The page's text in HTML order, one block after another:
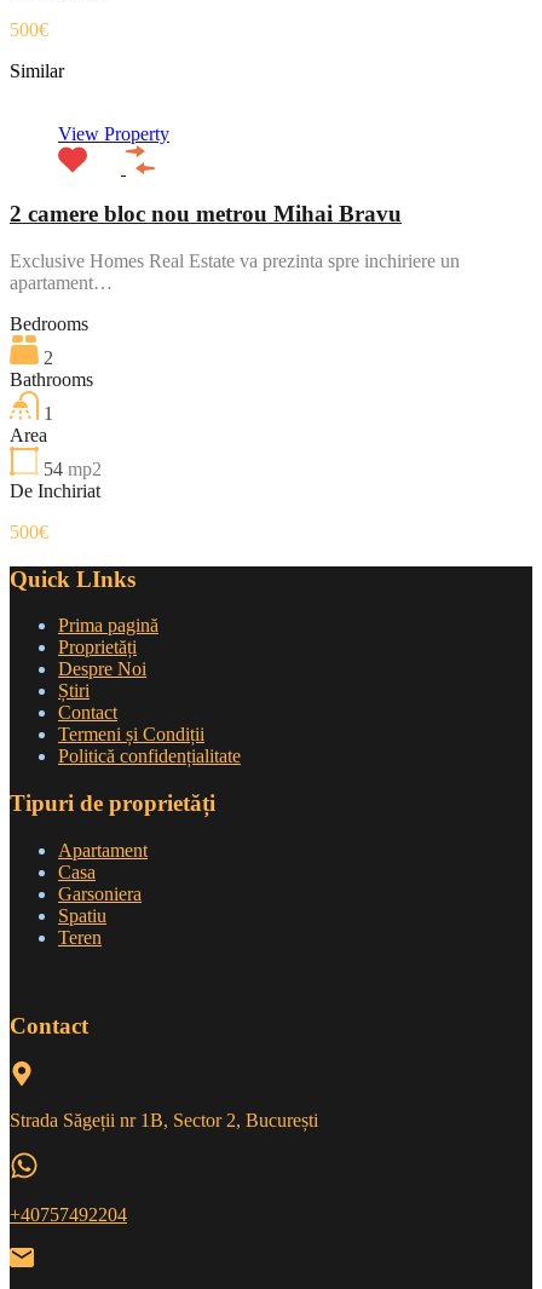
500€
Similar
View Property
2 camere bloc nou metrou Mihai Bravu
Exclusive Homes Real Estate va prezinta spre inchiriere un
apartament…
Bedrooms
2
Bathrooms
1
Area
54 mp2
De Inchiriat
500€
Quick LInks
Prima pagină
Proprietăți
Despre Noi
Știri
Contact
Termeni și Condiții
Politică confidențialitate
Tipuri de proprietăți
Apartament
Casa
Garsoniera
Spatiu
Teren
Contact
Strada Săgeții nr 1B, Sector 2, București
+40757492204